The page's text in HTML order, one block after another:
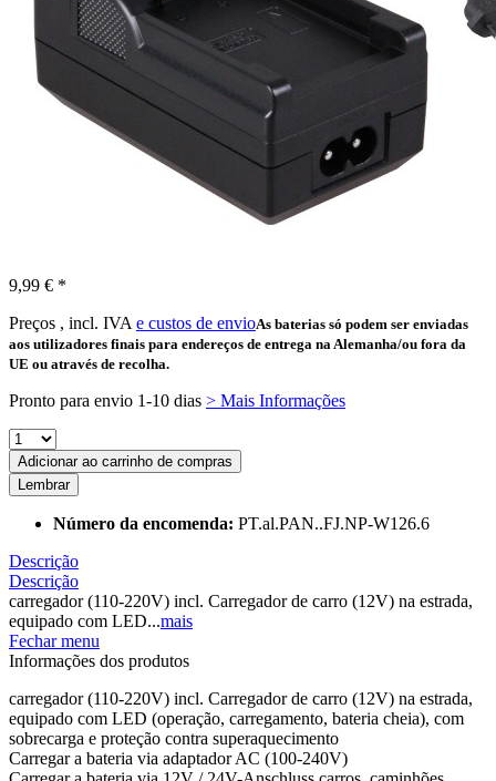
9,99 € *
Preços , incl. IVA e custos de envioAs baterias só podem ser enviadas
aos utilizadores finais para endereços de entrega na Alemanha/ou fora da
UE ou através de recolha.
Pronto para envio 1-10 dias > Mais Informações
Adicionar ao carrinho de compras
Lembrar
Número da encomenda: PT.al.PAN..FJ.NP-W126.6
Descrição
Descrição
carregador (110-220V) incl. Carregador de carro (12V) na estrada,
equipado com LED...mais
Fechar menu
Informações dos produtos
carregador (110-220V) incl. Carregador de carro (12V) na estrada,
equipado com LED (operação, carregamento, bateria cheia), com
sobrecarga e proteção contra superaquecimento
Carregar a bateria via adaptador AC (100-240V)